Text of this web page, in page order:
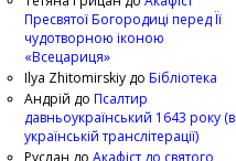
Пресвятої Богородиці перед Її
чудотворною іконою
«Всецариця»
Ilya Zhitomirskiy до Бібліотека
Андрій до Псалтир
давньоукраїнський 1643 року (в
українській транслітерації)
Руслан до Акафіст до святого